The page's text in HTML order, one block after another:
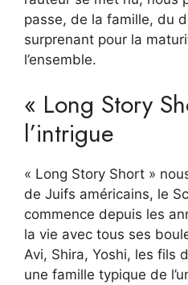
passe, de la famille, du
surprenant pour la
l’ensemble.
« Long Story
l’intrigue
« Long Story Short »
de Juifs américains, le
commence depuis les
la vie avec tous ses
Avi, Shira, Yoshi, les fils
une famille typique de